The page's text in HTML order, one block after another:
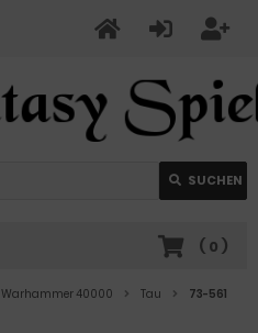
SUCHEN
( 0 )
Warhammer 40000 Tau
73-561